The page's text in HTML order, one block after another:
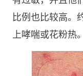
比例也比较高。
上哮喘或花粉热。